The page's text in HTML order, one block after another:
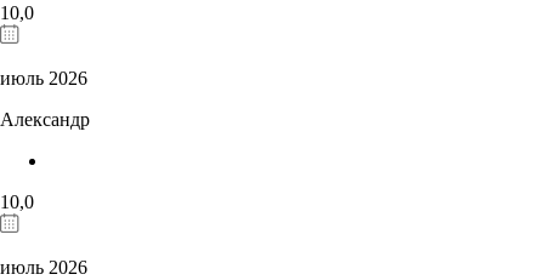
10,0
июль 2026
Александр
10,0
июль 2026